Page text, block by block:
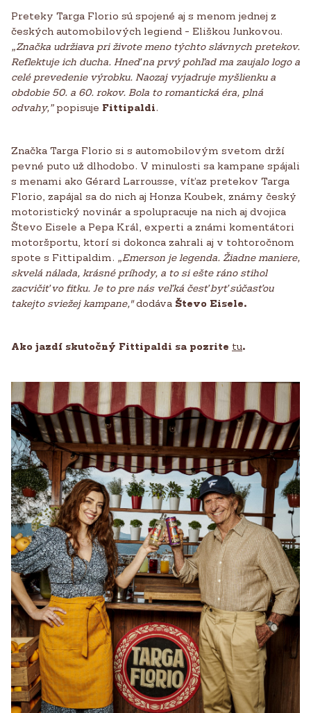
Preteky Targa Florio sú spojené aj s menom jednej z
českých automobilových legiend - Eliškou Junkovou.
„Značka udržiava pri živote meno týchto slávnych pretekov.
Reflektuje ich ducha. Hneď na prvý pohľad ma zaujalo logo a
celé prevedenie výrobku. Naozaj vyjadruje myšlienku a
obdobie 50. a 60. rokov. Bola to romantická éra, plná
odvahy,”popisuje Fittipaldi.
Značka Targa Florio si s automobilovým svetom drží
pevné puto už dlhodobo. V minulosti sa kampane spájali
s menami ako Gérard Larrousse, víťaz pretekov Targa
Florio, zapájal sa do nich aj Honza Koubek, známy český
motoristický novinár a spolupracuje na nich aj dvojica
Števo Eisele a Pepa Král, experti a známi komentátori
motoršportu, ktorí si dokonca zahrali aj v tohtoročnom
spote s Fittipaldim. „Emerson je legenda. Žiadne maniere,
skvelá nálada, krásné príhody, a to si ešte ráno stihol
zacvičiť vo fitku. Je to pre nás veľká česť byť súčasťou
takejto sviežej kampane,"dodáva Števo Eisele.
Ako jazdí skutočný Fittipaldi sa pozrite tu.